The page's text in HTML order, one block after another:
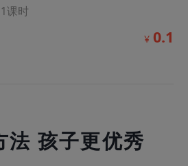
1课时
¥ 0.1
法 孩子更优秀